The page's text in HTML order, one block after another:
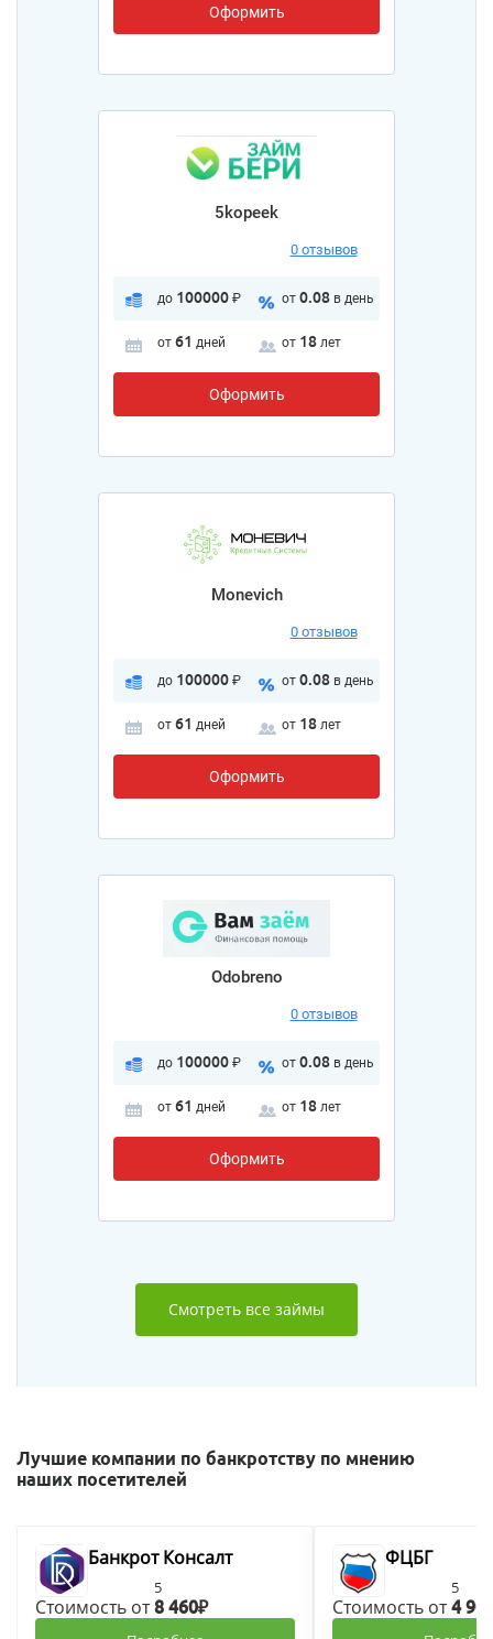
Оформить
5kopeek
0 отзывов
до 100000 ₽ от 0.08 в день
от 61 дней от 18 лет
Оформить
Monevich
0 отзывов
до 100000 ₽ от 0.08 в день
от 61 дней от 18 лет
Оформить
Odobreno
0 отзывов
до 100000 ₽ от 0.08 в день
от 61 дней от 18 лет
Оформить
Смотреть все займы
Лучшие компании по банкротству по мнению
наших посетителей
Банкрот Консалт
5
Стоимость от8 460₽
ФЦБГ
5
Стоимость от4